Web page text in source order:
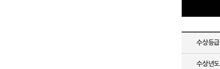
수상등급
수상년도